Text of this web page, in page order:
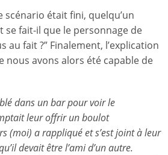
scénario était fini, quelqu’un
se fait-il que le personnage de
au fait ?” Finalement, l’explication
nous avons alors été capable de
dans un bar pour voir le
leur offrir un boulot
(moi) a rappliqué et s’est joint à leur
devait être l’ami d’un autre.